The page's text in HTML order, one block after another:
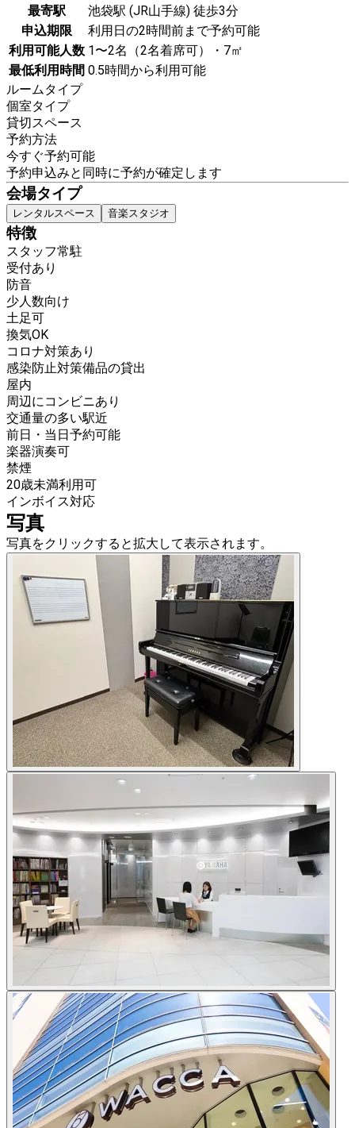
最寄駅
池袋駅 (JR山手線) 徒歩3分
申込期限
利用日の2時間前まで予約可能
利用可能人数 1〜2名（2名着席可）・7㎡
最低利用時間 0.5時間から利用可能
ルームタイプ
個室タイプ
貸切スペース
予約方法
今すぐ予約可能
予約申込みと同時に予約が確定します
会場タイプ
レンタルスペース 音楽スタジオ
特徴
スタッフ常駐
受付あり
防音
少人数向け
土足可
換気OK
コロナ対策あり
感染防止対策備品の貸出
屋内
周辺にコンビニあり
交通量の多い駅近
前日・当日予約可能
楽器演奏可
禁煙
20歳未満利用可
インボイス対応
写真
写真をクリックすると拡大して表示されます。